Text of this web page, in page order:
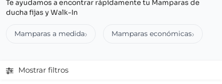
Te ayudamos a encontrar rápidamente tu Mamparas de
ducha fijas y Walk-In
Mamparas a medida Mamparas económicas
Mostrar filtros